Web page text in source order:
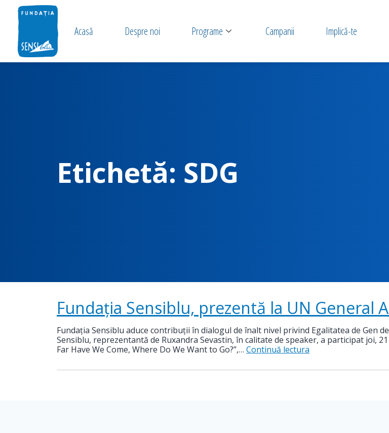
Acasă Despre noi Programe Campanii Implică-te
Etichetă: SDG
Fundația Sensiblu, prezentă la UN General
Fundația Sensiblu aduce contribuții în dialogul de înalt nivel privind Egalitatea de Gen
Sensiblu, reprezentantă de Ruxandra Sevastin, în calitate de speaker, a participat joi,
Far Have We Come, Where Do We Want to Go?”,… Continuă lectura